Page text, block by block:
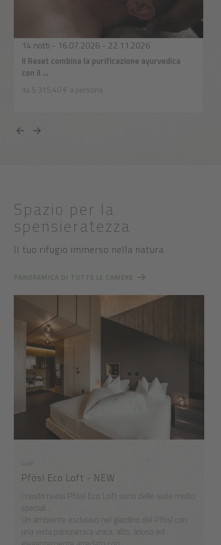
Ayurveda Detox Reset long - 14
14 notti - 16.07.2026 - 22.11.2026
Il Reset combina la purificazione ayurvedica
con il ...
da 5.315,40 € a persona
Spazio per la
spensieratezza
Il tuo rifugio immerso nella natura
PANORAMICA DI TUTTE LE CAMERE
Suite
Pfösl Eco Loft - NEW
I nostri nuovi Pfösl Eco Loft sono delle suite molto
speciali…
Un ambiente esclusivo nel giardino del Pfösl con
una vista panoramica unica, alto, arioso ed